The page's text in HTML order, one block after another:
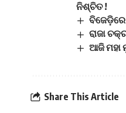
ନିଶ୍ଚିତ !
ବିଜେଡ଼ିରେ
ରାଜା
ଆଜି ମହା
Share This Article